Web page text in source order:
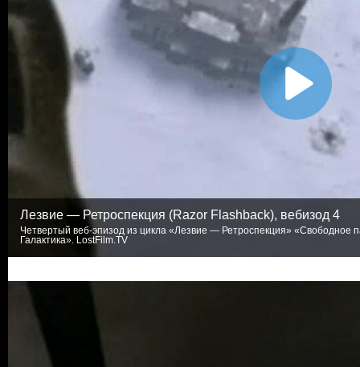
Лезвие — Ретроспекция (Razor Flashback), вебизод 4
Четвертый веб-эпизод из цикла «Лезвие — Ретроспекция» «Свободное
Галактика». LostFilm.TV